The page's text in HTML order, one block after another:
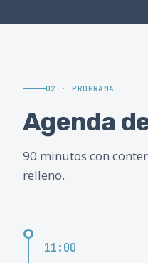
02 · PROGRAMA
Agenda
90 minutos con
relleno.
11:00